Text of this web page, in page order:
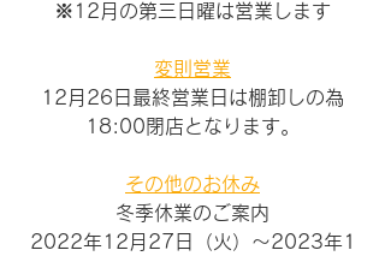
※12月の第三日曜は営業します
変則営業
12月26日最終営業日は棚卸しの為
18:00閉店となります。
その他のお休み
冬季休業のご案内
2022年12月27日（火）〜2023年1